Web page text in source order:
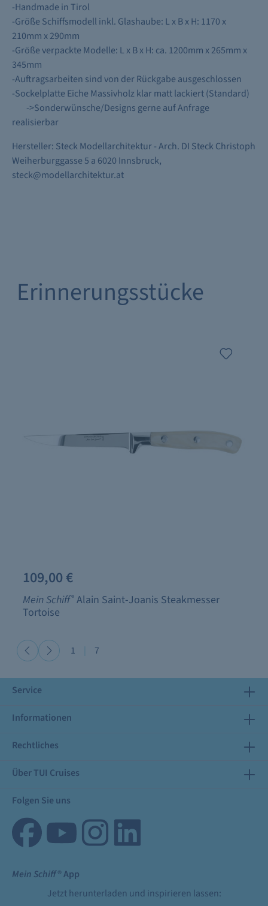
-Handmade in Tirol
-Größe Schiffsmodell inkl. Glashaube: L x B x H: 1170 x
210mm x 290mm
-Größe verpackte Modelle: L x B x H: ca. 1200mm x 265mm x
345mm
-Auftragsarbeiten sind von der Rückgabe ausgeschlossen
-Sockelplatte Eiche Massivholz klar matt lackiert (Standard)
->Sonderwünsche/Designs gerne auf Anfrage
realisierbar
Hersteller: Steck Modellarchitektur - Arch. DI Steck Christoph
Weiherburggasse 5 a 6020 Innsbruck,
steck@modellarchitektur.at
Erinnerungsstücke
109,00 €
Mein Schiff® Alain Saint-Joanis Steakmesser
Tortoise
1 7
Service
Informationen
Rechtliches
Über TUI Cruises
Folgen Sie uns
Mein Schiff® App
Jetzt herunterladen und inspirieren lassen: